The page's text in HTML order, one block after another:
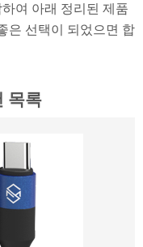
여 아래 정리된 제품
은 선택이 되었으면 합
목록